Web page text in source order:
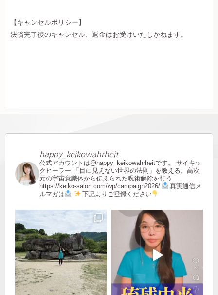
【キャンセルポリシー】
決済完了後のキャンセル、返金はお受けいたしかねます。
happy_keikowahrheit
公式アカウントは@happy_keikowahrheitです。
サイキッ
クヒーラー 「目に見えない世界の法則」を教える。高次
元の宇宙意識体から伝えられた呪術解除を行う
https://keiko-salon.com/wp/campaign2026/
真実通信メ
ルマガは
下記よりご登録ください